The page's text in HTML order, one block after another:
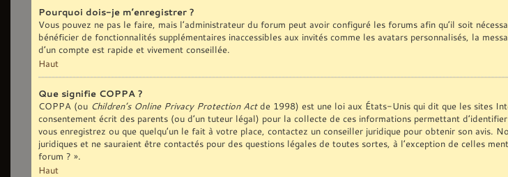
Pourquoi dois-je m’enregistrer ?
Vous pouvez ne pas le faire, mais l’administrateur du forum peut avoir configuré les forums afin qu’il soit
bénéficier de fonctionnalités supplémentaires inaccessibles aux invités comme les avatars personnalisés, la
d’un compte est rapide et vivement conseillée.
Haut
Que signifie COPPA ?
COPPA (ou Children’s Online Privacy Protection Actde 1998) est une loi aux États-Unis qui dit que les sites
consentement écrit des parents (ou d’un tuteur légal) pour la collecte de ces informations permettant
vous enregistrez ou que quelqu’un le fait à votre place, contactez un conseiller juridique pour obtenir son avis.
juridiques et ne sauraient être contactés pour des questions légales de toutes sortes, à l’exception de celles
forum ? ».
Haut